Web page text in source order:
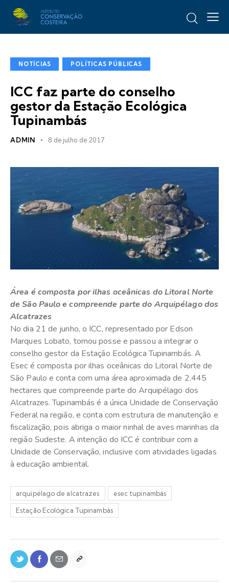
NOTÍCIAS POLÍTICAS PÚBLICAS
ICC faz parte do conselho
gestor da Estação Ecológica
Tupinambás
ADMIN 8 de julho de 2017
Área é composta por ilhas oceânicas do Litoral Norte
de São Paulo e compreende parte do Arquipélago dos
Alcatrazes
No dia 21 de junho, o ICC, representado por Edson
Marques Lobato, tomou posse e passou a integrar o
conselho gestor da Estação Ecológica Tupinambás. A
Esec é composta por ilhas oceânicas do Litoral Norte de
São Paulo e conta com uma área aproximada de 2.445
hectares que compreende parte do Arquipélago dos
Alcatrazes. Tupinambás é a única Unidade de Conservação
Federal na região, e conta com estrutura de manutenção e
fiscalização, pois abriga o maior ninhal de aves marinhas da
região Sudeste. A intenção do ICC é contribuir com a
Unidade de Conservação, inclusive com atividades ligadas
à educação ambiental.
arquipélago de alcatrazes esec tupinambás
Estação Ecológica Tupinambás